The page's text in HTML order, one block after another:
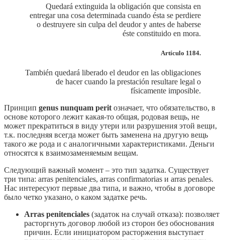
Quedará extinguida la obligación que consista en
entregar una cosa determinada cuando ésta se perdiere
o destruyere sin culpa del deudor y antes de haberse
éste constituido en mora.
Artículo 1184.
También quedará liberado el deudor en las obligaciones
de hacer cuando la prestación resultare legal o
físicamente imposible.
Принцип genus nunquam perit означает, что обязательство, в
основе которого лежит какая-то общая, родовая вещь, не
может прекратиться в виду утери или разрушения этой вещи,
т.к. последняя всегда может быть заменена на другую вещь
такого же рода и с аналогичными характеристиками. Деньги
относятся к взаимозаменяемым вещам.
Следующий важный момент – это тип задатка. Существует
три типа: arras penitenciales, arras confirmatorias и arras penales.
Нас интересуют первые два типа, и важно, чтобы в договоре
было четко указано, о каком задатке речь.
Arras penitenciales (задаток на случай отказа): позволяет
расторгнуть договор любой из сторон без обоснования
причин. Если инициатором расторжения выступает